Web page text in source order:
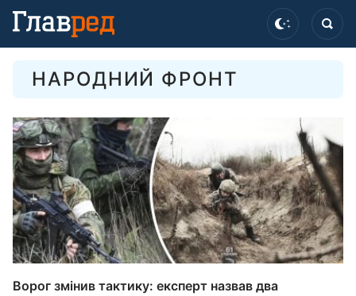
НАРОДНИЙ ФРОНТ
Ворог змінив тактику: експерт назвав два